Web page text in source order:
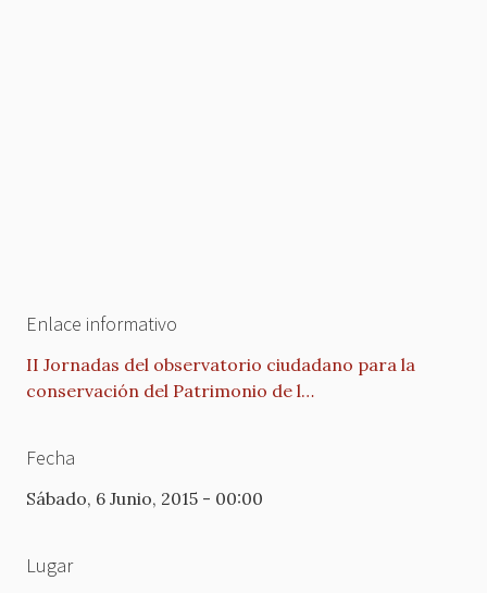
Enlace informativo
II Jornadas del observatorio ciudadano para la
conservación del Patrimonio de l…
Fecha
Sábado, 6 Junio, 2015 - 00:00
Lugar